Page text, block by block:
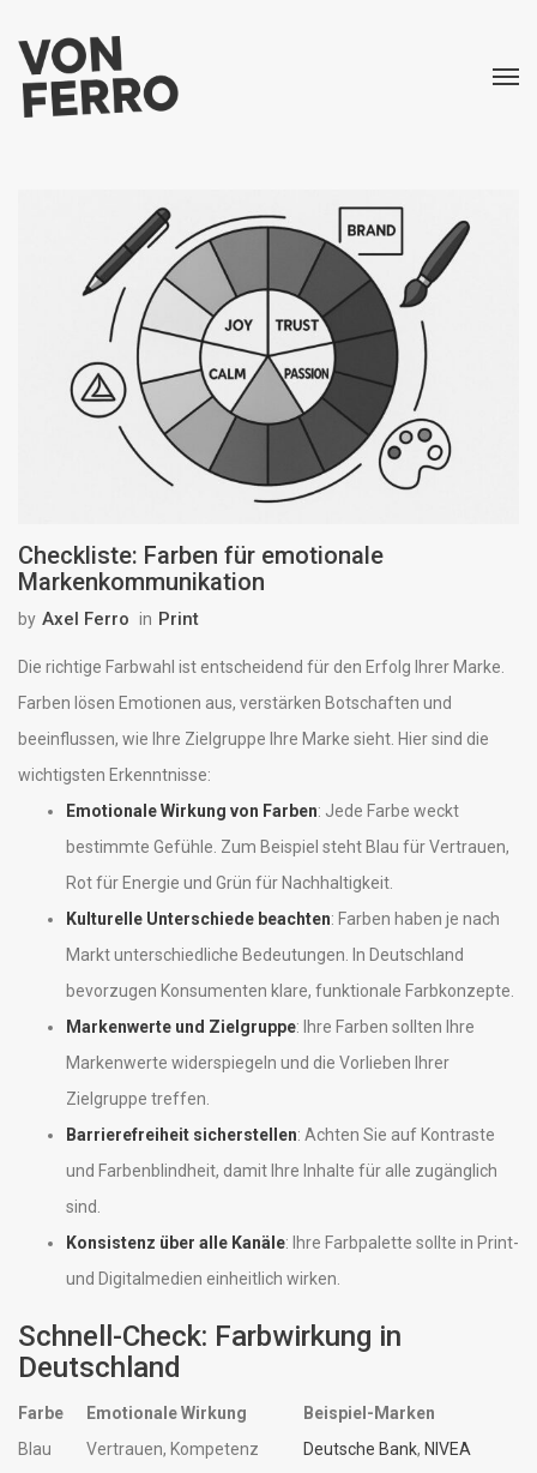
Checkliste: Farben für emotionale
Markenkommunikation
by Axel Ferro in Print
Die richtige Farbwahl ist entscheidend für den Erfolg Ihrer Marke.
Farben lösen Emotionen aus, verstärken Botschaften und
beeinflussen, wie Ihre Zielgruppe Ihre Marke sieht. Hier sind die
wichtigsten Erkenntnisse:
Emotionale Wirkung von Farben: Jede Farbe weckt
bestimmte Gefühle. Zum Beispiel steht Blau für Vertrauen,
Rot für Energie und Grün für Nachhaltigkeit.
Kulturelle Unterschiede beachten: Farben haben je nach
Markt unterschiedliche Bedeutungen. In Deutschland
bevorzugen Konsumenten klare, funktionale Farbkonzepte.
Markenwerte und Zielgruppe: Ihre Farben sollten Ihre
Markenwerte widerspiegeln und die Vorlieben Ihrer
Zielgruppe treffen.
Barrierefreiheit sicherstellen: Achten Sie auf Kontraste
und Farbenblindheit, damit Ihre Inhalte für alle zugänglich
sind.
Konsistenz über alle Kanäle: Ihre Farbpalette sollte in Print-
und Digitalmedien einheitlich wirken.
Schnell-Check: Farbwirkung in
Deutschland
Farbe Emotionale Wirkung
Beispiel-Marken
Blau
Vertrauen, Kompetenz Deutsche Bank, NIVEA